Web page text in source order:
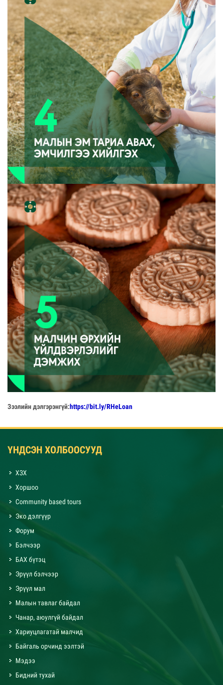
Зээлийн дэлгэрэнгүй:https://bit.ly/RHeLoan
ҮНДСЭН ХОЛБООСУУД
ХЗХ
Хоршоо
Community based tours
Эко дэлгүүр
Форум
Бэлчээр
БАХ бүтэц
Эрүүл бэлчээр
Эрүүл мал
Малын тавлаг байдал
Чанар, аюулгүй байдал
Хариуцлагатай малчид
Байгаль орчинд ээлтэй
Мэдээ
Бидний тухай